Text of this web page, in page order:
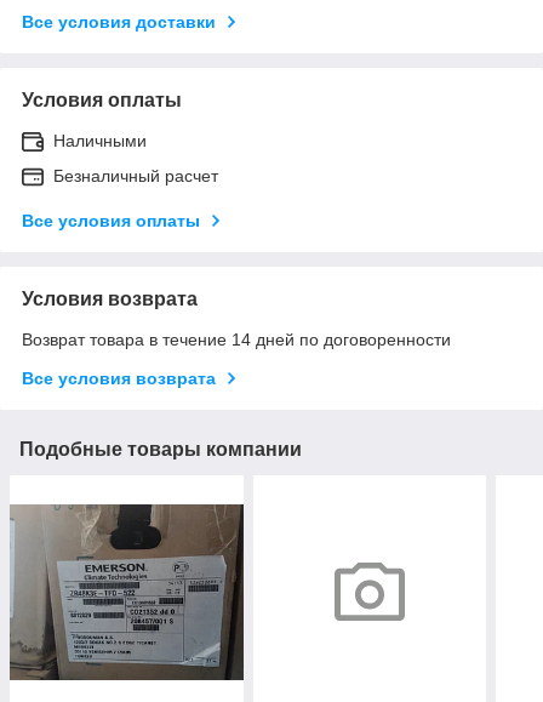
Все условия доставки
Условия оплаты
Наличными
Безналичный расчет
Все условия оплаты
Условия возврата
Возврат товара в течение 14 дней по договоренности
Все условия возврата
Подобные товары компании